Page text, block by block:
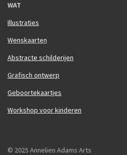
WAT
Illustraties
Wenskaarten
Abstracte schilderijen
Grafisch ontwerp
Geboortekaartjes
Workshop voor kinderen
© 2025 Annelien Adams Arts